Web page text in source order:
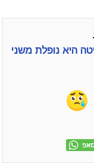
היא נופלת משני